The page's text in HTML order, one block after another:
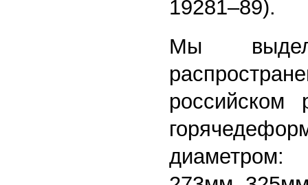
19281–89).
Мы
российском